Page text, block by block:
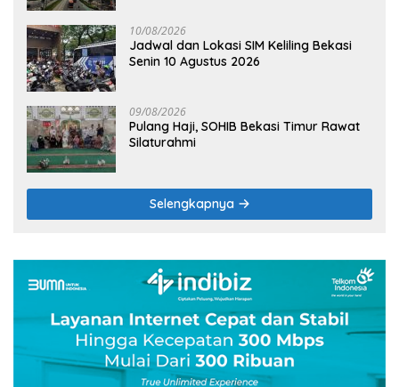
10/08/2026
Jadwal dan Lokasi SIM Keliling Bekasi
Senin 10 Agustus 2026
09/08/2026
Pulang Haji, SOHIB Bekasi Timur Rawat
Silaturahmi
Selengkapnya